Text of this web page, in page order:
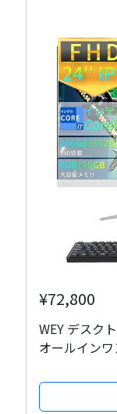
¥72,800
WEY デスク
オールイン
Pro/MS
とマウス付属